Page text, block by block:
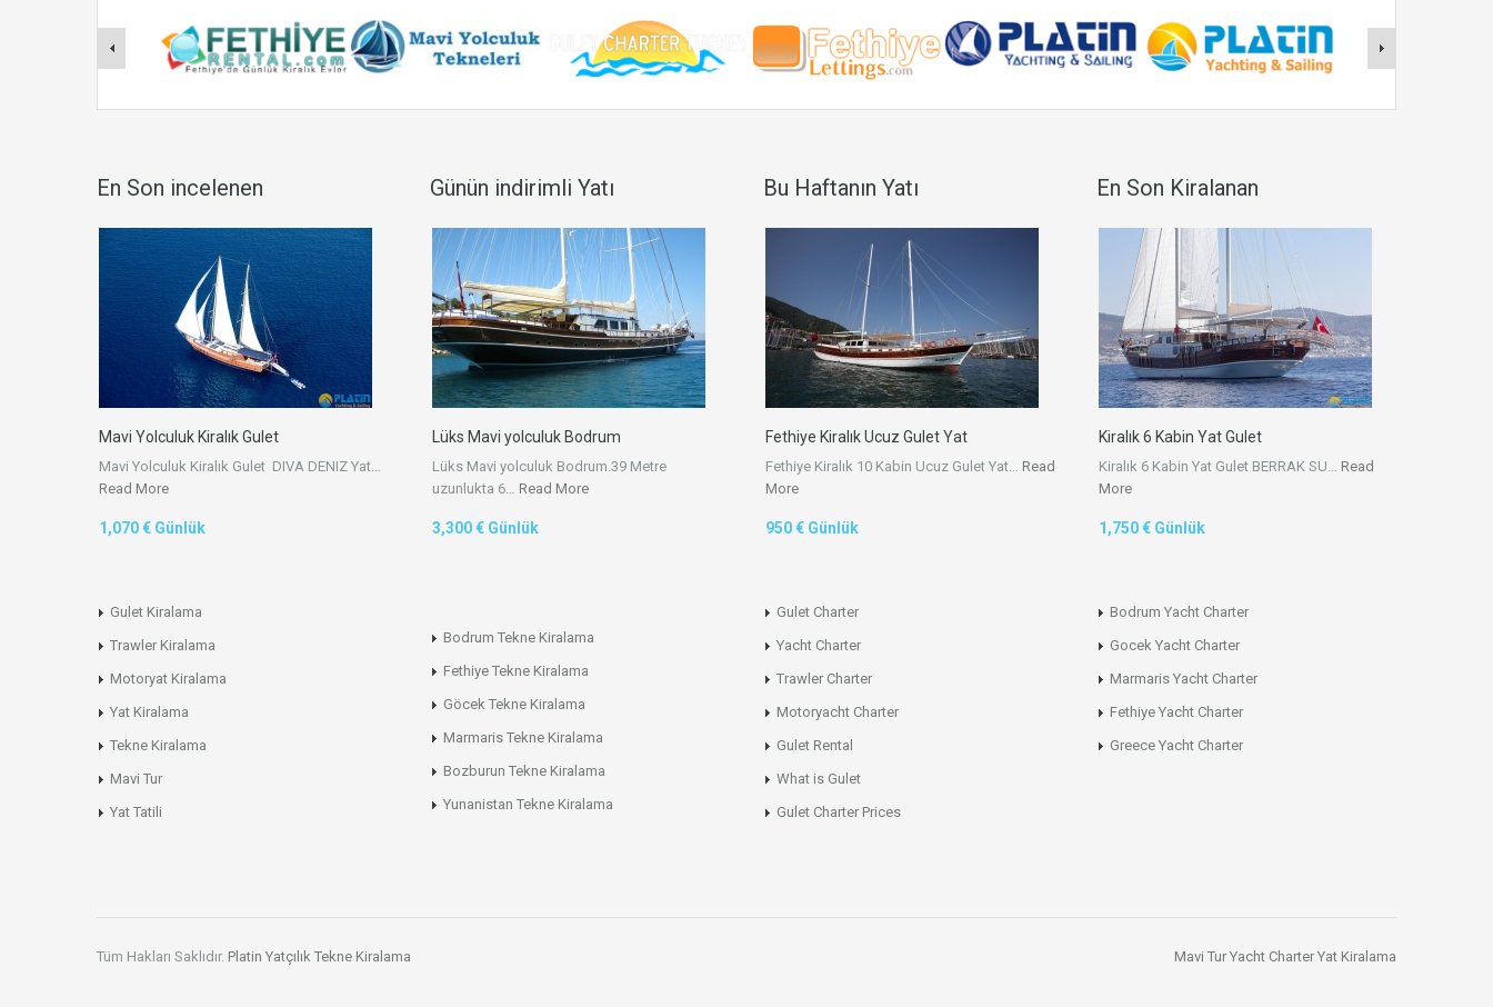
En Son incelenen
Mavi Yolculuk Kiralık Gulet
Mavi Yolculuk Kiralık Gulet DIVA DENIZ Yat…
Read More
1,070 € Günlük
Gulet Kiralama
Trawler Kiralama
Motoryat Kiralama
Yat Kiralama
Tekne Kiralama
Mavi Tur
Yat Tatili
Günün indirimli Yatı
Lüks Mavi yolculuk Bodrum
Lüks Mavi yolculuk Bodrum.39 Metre
uzunlukta 6… Read More
3,300 € Günlük
Bodrum Tekne Kiralama
Fethiye Tekne Kiralama
Göcek Tekne Kiralama
Marmaris Tekne Kiralama
Bozburun Tekne Kiralama
Yunanistan Tekne Kiralama
Bu Haftanın Yatı
Fethiye Kiralık Ucuz Gulet Yat
Fethiye Kiralık 10 Kabin Ucuz Gulet Yat… Read
More
950 € Günlük
Gulet Charter
Yacht Charter
Trawler Charter
Motoryacht Charter
Gulet Rental
What is Gulet
Gulet Charter Prices
En Son Kiralanan
Kiralık 6 Kabin Yat Gulet
Kiralık 6 Kabin Yat Gulet BERRAK SU… Read
More
1,750 € Günlük
Bodrum Yacht Charter
Gocek Yacht Charter
Marmaris Yacht Charter
Fethiye Yacht Charter
Greece Yacht Charter
Tüm Hakları Saklıdır. Platin Yatçılık Tekne Kiralama Mavi Tur Yacht Charter Yat Kiralama